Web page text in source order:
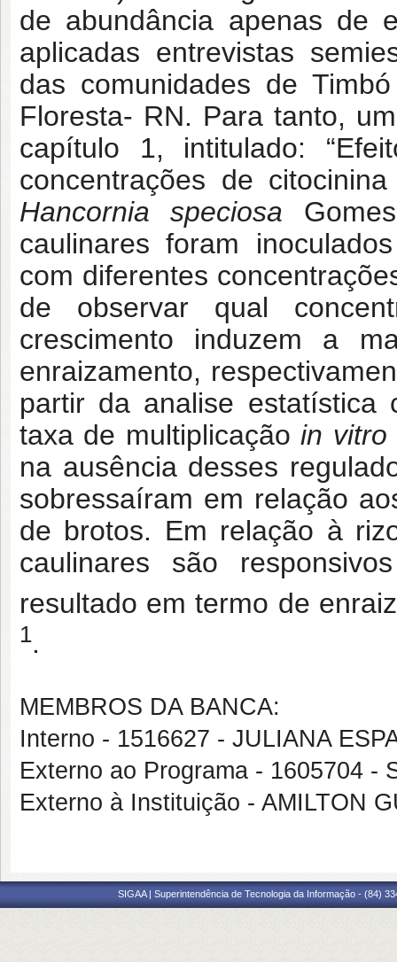
de abundância apenas de
aplicadas entrevistas
das comunidades de
Floresta- RN. Para tanto,
capítulo 1, intitulado:
concentrações de
Hancornia speciosa
caulinares foram
com diferentes
de observar qual
crescimento induzem a
enraizamento,
partir da analise
taxa de multiplicaçãoin vitro
na ausência desses
sobressaíram em relação
de brotos. Em relação à
caulinares são
resultado em termo de
1.
MEMBROS DA BANCA:
Interno - 1516627 - JULIANA
Externo ao Programa - 1605704 -
Externo à Instituição - AMILTON
SIGAA | Superintendência de Tecnologia da Informação - (84)